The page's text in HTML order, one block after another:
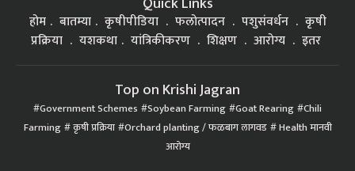
होम बातम्या कृषीपीडिया फलोत्पादन पशुसंवर्धन
कृषी
प्रक्रिया
यशकथा यांत्रिकीकरण शिक्षण आरोग्य इतर
Top on Krishi Jagran
Government Schemes Soybean Farming Goat Rearing Chili
Farming कृषी प्रक्रिया Orchard planting / फळबाग लागवड Health मानवी
आरोग्य